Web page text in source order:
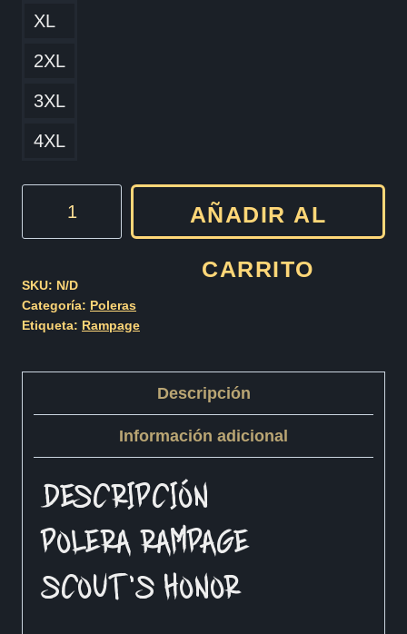
XL
2XL
3XL
4XL
cantidad
AÑADIR AL
CARRITO
SKU: N/D
Categoría: Poleras
Etiqueta: Rampage
Descripción
Información adicional
DESCRIPCIÓN
POLERA RAMPAGE –
SCOUT’S HONOR